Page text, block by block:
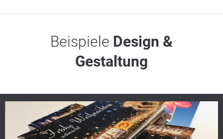
Beispiele Design &
Gestaltung